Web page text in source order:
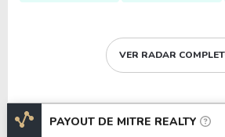
VER RADAR
PAYOUT DE MITRE REALTY